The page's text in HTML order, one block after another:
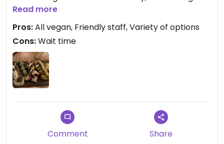
were waiting a bit throughout the meal on them.
Would go back!
Read more
Pros:All vegan, Friendly staff, Variety of options
Cons:Wait time
Comment Share